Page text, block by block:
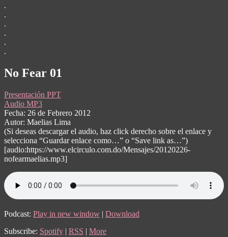
.
.
.
.
.
.
No Fear 01
Presentación PPT
Audio MP3
Fecha: 26 de Febrero 2012
Autor: Maelias Lima
(Si deseas descargar el audio, haz click derecho sobre el enlace y
selecciona “Guardar enlace como…” o “Save link as…”)
[audio:https://www.elcirculo.com.do/Mensajes/20120226-
nofearmaelias.mp3]
Podcast: Play in new window | Download
Subscribe: Spotify | RSS | More